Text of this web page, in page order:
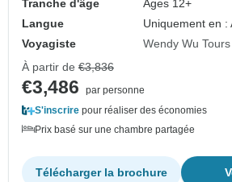
Tranche d'âge
Âges 12+
Langue
Uniquement en :
Voyagiste
Wendy Wu Tours
À partir de €3,836
€3,486
par personne
S'inscrire pour réaliser des économies
Prix basé sur une chambre partagée
Télécharger la brochure